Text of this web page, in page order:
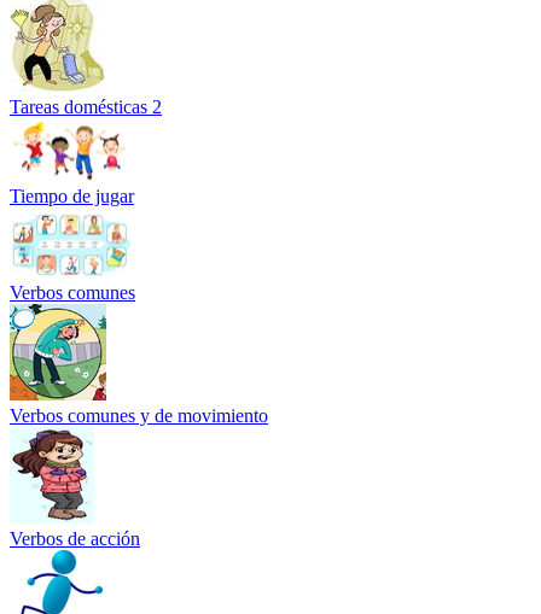
Tareas domésticas 2
Tiempo de jugar
Verbos comunes
Verbos comunes y de movimiento
Verbos de acción